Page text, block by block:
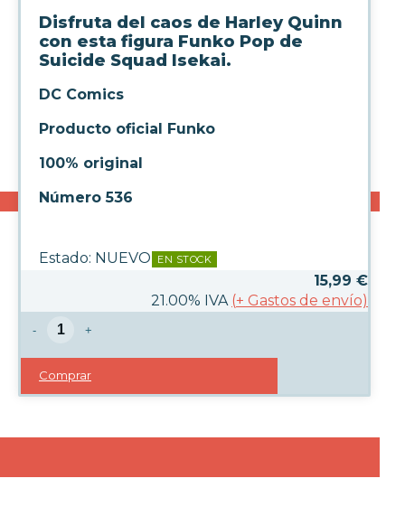
Disfruta del caos de Harley Quinn
con esta figura Funko Pop de
Suicide Squad Isekai.
DC Comics
Producto oficial Funko
100% original
Número 536
Estado: NUEVO EN STOCK
15,99 €
21.00% IVA (+ Gastos de envío)
- +
Comprar